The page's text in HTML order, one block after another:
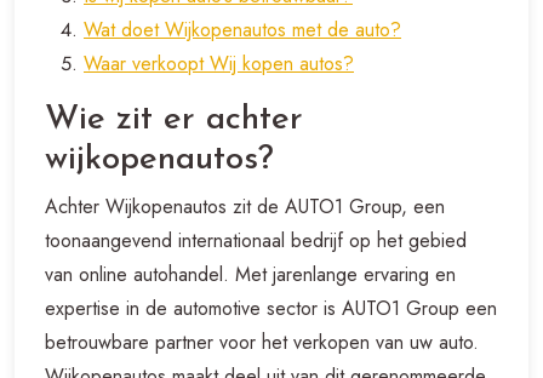
Wat doet Wijkopenautos met de auto?
Waar verkoopt Wij kopen autos?
Wie zit er achter
wijkopenautos?
Achter Wijkopenautos zit de AUTO1 Group, een
toonaangevend internationaal bedrijf op het gebied
van online autohandel. Met jarenlange ervaring en
expertise in de automotive sector is AUTO1 Group een
betrouwbare partner voor het verkopen van uw auto.